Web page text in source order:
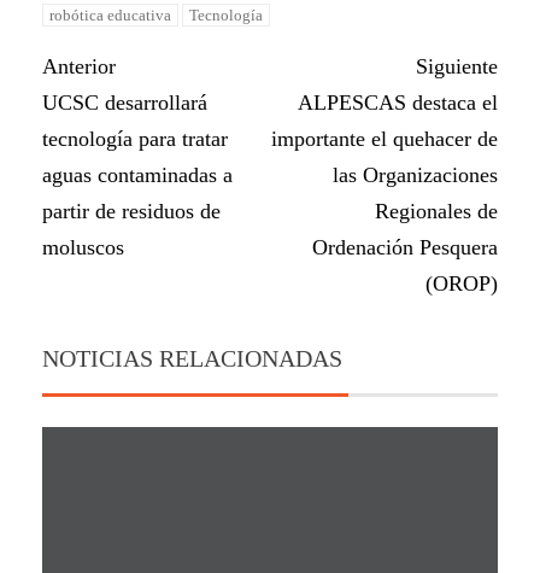
robótica educativa
Tecnología
Anterior
UCSC desarrollará
tecnología para tratar
aguas contaminadas a
partir de residuos de
moluscos
Siguiente
ALPESCAS destaca el
importante el quehacer de
las Organizaciones
Regionales de
Ordenación Pesquera
(OROP)
NOTICIAS RELACIONADAS